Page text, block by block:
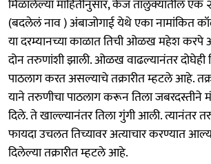
मिळालेल्या माहितीनुसार, केज तालुक्यातील एक
(बदलेलं नाव ) अंबाजोगाई येथे एका नामांकित
या दरम्यानच्या काळात तिची ओळख महेश करपे
दोन तरुणांशी झाली. ओळख वाढल्यानंतर दोघेही
पाठलाग करत असल्याचे तक्रारीत म्हटले आहे.
याने तरुणीचा पाठलाग करून तिला जबरदस्तीने
दिले. ते खाल्ल्यानंतर तिला गुंगी आली. त्यानंतर
फायदा उचलत तिच्यावर अत्याचार करण्यात
दिलेल्या तक्रारीत म्हटले आहे.